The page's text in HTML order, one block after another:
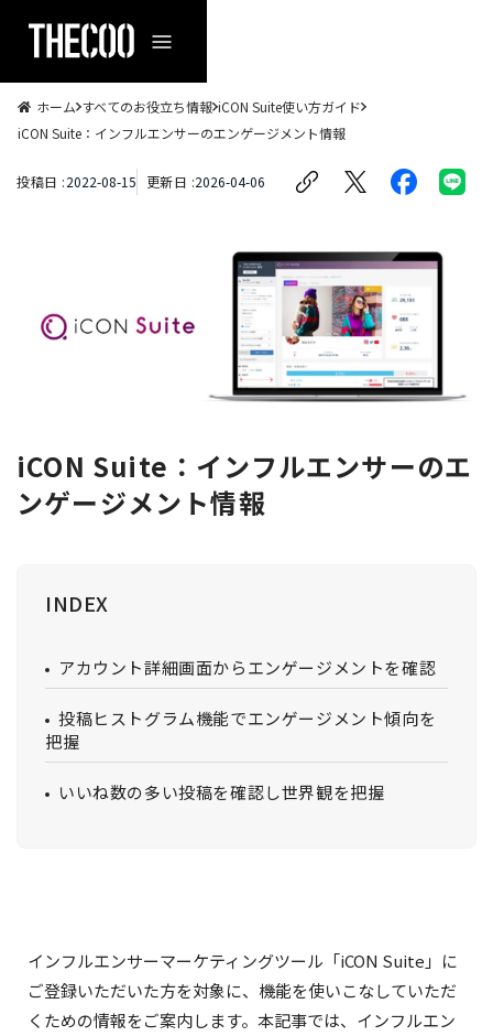
ホーム すべてのお役立ち情報 iCON Suite使い方ガイド
iCON Suite：インフルエンサーのエンゲージメント情報
投稿日 :2022-08-15 更新日 :2026-04-06
iCON Suite：インフルエンサーのエ
ンゲージメント情報
INDEX
アカウント詳細画面からエンゲージメントを確認
投稿ヒストグラム機能でエンゲージメント傾向を
把握
いいね数の多い投稿を確認し世界観を把握
インフルエンサーマーケティングツール「iCON Suite」に
ご登録いただいた方を対象に、機能を使いこなしていただ
くための情報をご案内します。本記事では、インフルエン